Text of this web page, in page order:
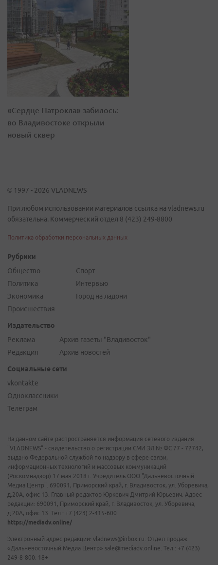
«Сердце Патрокла» забилось:
во Владивостоке открыли
новый сквер
© 1997 - 2026 VLADNEWS
При любом использовании материалов ссылка на vladnews.ru
обязательна. Коммерческий отдел 8 (423) 249-8800
Политика обработки персональных данных
Рубрики
Общество
Политика
Экономика
Происшествия
Спорт
Интервью
Город на ладони
Издательство
Реклама
Редакция
Архив газеты "Владивосток"
Архив новостей
Социальные сети
vkontakte
Одноклассники
Телеграм
На данном сайте распространяется информация сетевого издания
"VLADNEWS" - свидетельство о регистрации СМИ ЭЛ № ФС 77 - 72742,
выдано Федеральной службой по надзору в сфере связи,
информационных технологий и массовых коммуникаций
(Роскомнадзор) 17 мая 2018 г. Учредитель ООО "Дальневосточный
Медиа Центр". 690091, Приморский край, г. Владивосток, ул. Уборевича,
д.20А, офис 13. Главный редактор Юркевич Дмитрий Юрьевич. Адрес
редакции: 690091, Приморский край, г. Владивосток, ул. Уборевича,
д.20А, офис 13. Тел.: +7 (423) 2-415-600.
https://mediadv.online/
Электронный адрес редакции: vladnews@inbox.ru. Отдел продаж
«Дальневосточный Медиа Центр» sale@mediadv.online. Тел.: +7 (423)
249-8-800. 18+